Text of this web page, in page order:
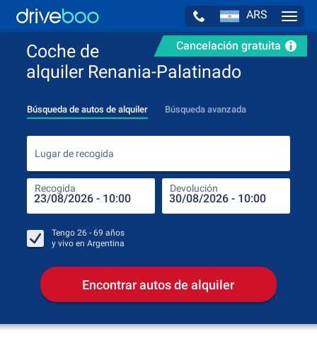
ARS
Cancelación gratuita
Coche de
alquiler Renania-Palatinado
Búsqueda de autos de alquiler Búsqueda avanzada
Lugar de recogida
Recogida Devolución
Tengo 26 - 69 años
y vivo en Argentina
Encontrar autos de alquiler